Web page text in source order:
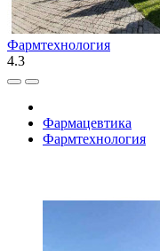
Фармтехнология
4.3
Фармацевтика
Фармтехнология